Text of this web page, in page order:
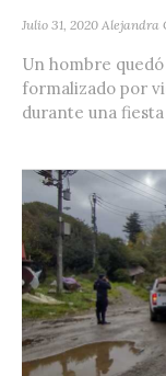
Julio 31, 2020 Alejandra
Un hombre
formalizado por
durante una